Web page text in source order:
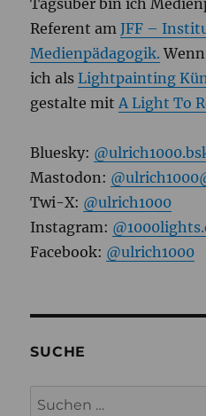
Tagsüber bin ich
Referent amJFF –
Medienpädagogik.
ich alsLightpainting
gestalte mitA Light To
Bluesky:
Mastodon:
Twi-X: @ulrich1000
Instagram:
Facebook: @ulrich1000
SUCHE
Suchen